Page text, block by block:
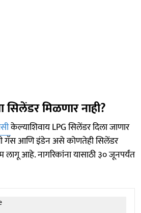
सिलेंडर मिळणार नाही?
केल्याशिवाय LPG सिलेंडर दिला जाणार
गॅस आणि इंडेन असे कोणतेही सिलेंडर
लागू आहे. नागरिकांना यासाठी ३० जूनपर्यंत